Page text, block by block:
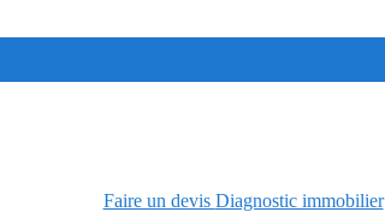
Faire un devis Diagnostic immobilier